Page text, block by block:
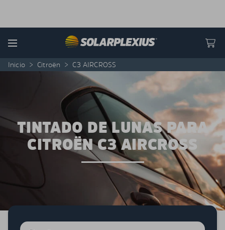
Menu
Inicio > Citroën > C3 AIRCROSS
TINTADO DE LUNAS PARA
CITROËN C3 AIRCROSS